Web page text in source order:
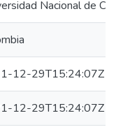
Nacional de
12-29T15:24:07Z
12-29T15:24:07Z